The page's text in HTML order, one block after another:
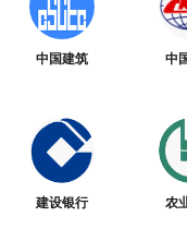
中国建筑 中
建设银行 农